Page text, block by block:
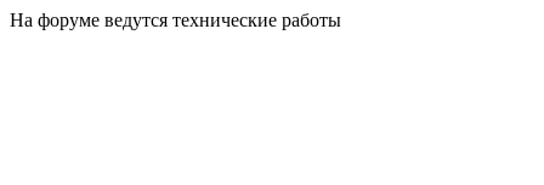
На форуме ведутся технические работы